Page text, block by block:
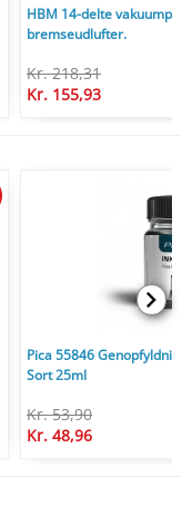
HBM 14-delte
bremseudlufter.
Kr. 218,31
Kr. 155,93
Pica 55846
Sort 25ml
Kr. 53,90
Kr. 48,96